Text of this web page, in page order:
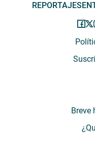
REPORTAJES
Breve